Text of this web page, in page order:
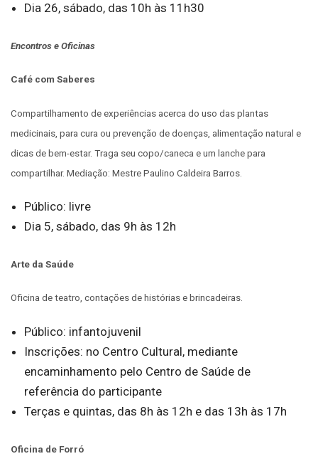
Dia 26, sábado, das 10h às 11h30
Encontros e Oficinas
Café com Saberes
Compartilhamento de experiências acerca do uso das plantas
medicinais, para cura ou prevenção de doenças, alimentação natural e
dicas de bem-estar. Traga seu copo/caneca e um lanche para
compartilhar. Mediação: Mestre Paulino Caldeira Barros.
Público: livre
Dia 5, sábado, das 9h às 12h
Arte da Saúde
Oficina de teatro, contações de histórias e brincadeiras.
Público: infantojuvenil
Inscrições: no Centro Cultural, mediante
encaminhamento pelo Centro de Saúde de
referência do participante
Terças e quintas, das 8h às 12h e das 13h às 17h
Oficina de Forró